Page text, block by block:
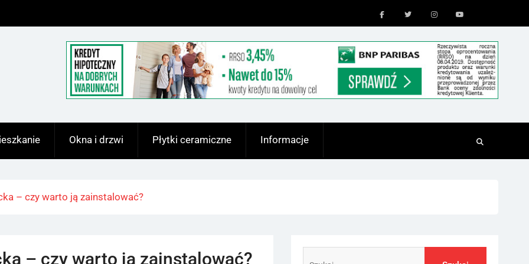
Okna i drzwi Płytki ceramiczne Informacje
– czy warto ją zainstalować?
– czy warto ją zainstalować?